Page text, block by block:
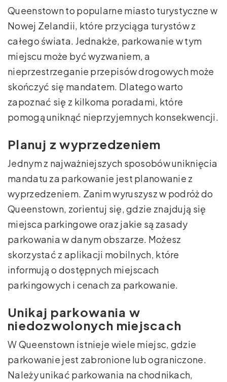
Queenstown to popularne miasto turystyczne w
Nowej Zelandii, które przyciąga turystów z
całego świata. Jednakże, parkowanie w tym
miejscu może być wyzwaniem, a
nieprzestrzeganie przepisów drogowych może
skończyć się mandatem. Dlatego warto
zapoznać się z kilkoma poradami, które
pomogą uniknąć nieprzyjemnych konsekwencji.
Planuj z wyprzedzeniem
Jednym z najważniejszych sposobów uniknięcia
mandatu za parkowanie jest planowanie z
wyprzedzeniem. Zanim wyruszysz w podróż do
Queenstown, zorientuj się, gdzie znajdują się
miejsca parkingowe oraz jakie są zasady
parkowania w danym obszarze. Możesz
skorzystać z aplikacji mobilnych, które
informują o dostępnych miejscach
parkingowych i cenach za parkowanie.
Unikaj parkowania w
niedozwolonych miejscach
W Queenstown istnieje wiele miejsc, gdzie
parkowanie jest zabronione lub ograniczone.
Należy unikać parkowania na chodnikach,